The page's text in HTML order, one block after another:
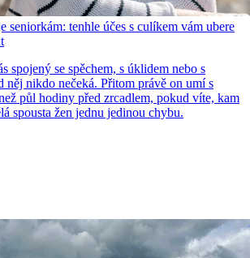
seniorkám: tenhle účes s culíkem vám ubere
spojený se spěchem, s úklidem nebo s
něj nikdo nečeká. Přitom právě on umí s
půl hodiny před zrcadlem, pokud víte, kam
spousta žen jednu jedinou chybu.